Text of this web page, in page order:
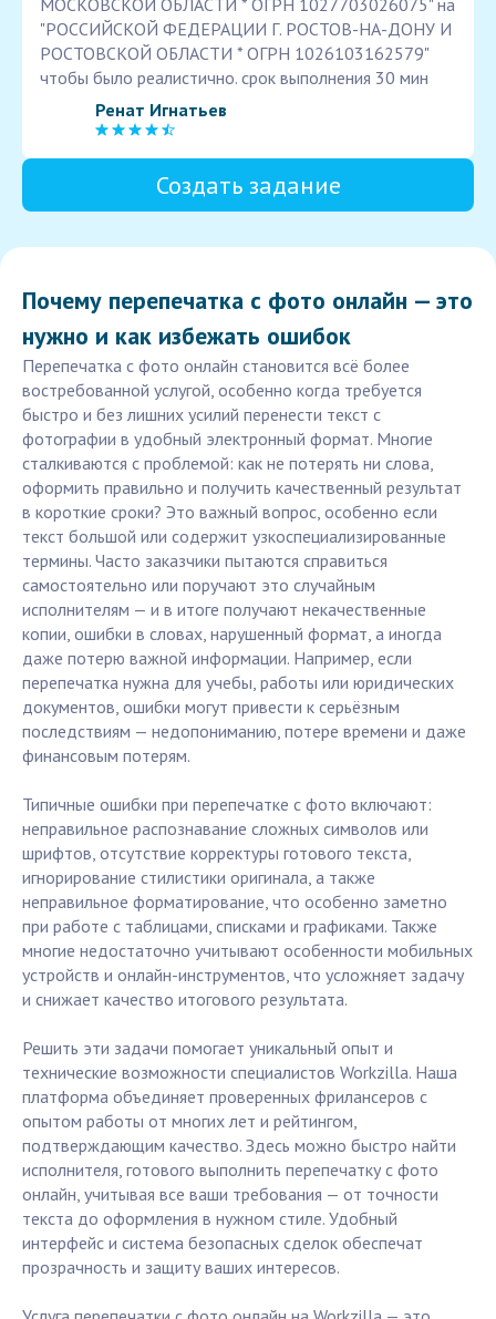
МОСКОВСКОЙ ОБЛАСТИ * ОГРН 1027703026075" на
"РОССИЙСКОЙ ФЕДЕРАЦИИ Г. РОСТОВ-НА-ДОНУ И
РОСТОВСКОЙ ОБЛАСТИ * ОГРН 1026103162579"
чтобы было реалистично. срок выполнения 30 мин
Ренат Игнатьев
Создать задание
Почему перепечатка с фото онлайн — это
нужно и как избежать ошибок
Перепечатка с фото онлайн становится всё более
востребованной услугой, особенно когда требуется
быстро и без лишних усилий перенести текст с
фотографии в удобный электронный формат. Многие
сталкиваются с проблемой: как не потерять ни слова,
оформить правильно и получить качественный результат
в короткие сроки? Это важный вопрос, особенно если
текст большой или содержит узкоспециализированные
термины. Часто заказчики пытаются справиться
самостоятельно или поручают это случайным
исполнителям — и в итоге получают некачественные
копии, ошибки в словах, нарушенный формат, а иногда
даже потерю важной информации. Например, если
перепечатка нужна для учебы, работы или юридических
документов, ошибки могут привести к серьёзным
последствиям — недопониманию, потере времени и даже
финансовым потерям.
Типичные ошибки при перепечатке с фото включают:
неправильное распознавание сложных символов или
шрифтов, отсутствие корректуры готового текста,
игнорирование стилистики оригинала, а также
неправильное форматирование, что особенно заметно
при работе с таблицами, списками и графиками. Также
многие недостаточно учитывают особенности мобильных
устройств и онлайн-инструментов, что усложняет задачу
и снижает качество итогового результата.
Решить эти задачи помогает уникальный опыт и
технические возможности специалистов Workzilla. Наша
платформа объединяет проверенных фрилансеров с
опытом работы от многих лет и рейтингом,
подтверждающим качество. Здесь можно быстро найти
исполнителя, готового выполнить перепечатку с фото
онлайн, учитывая все ваши требования — от точности
текста до оформления в нужном стиле. Удобный
интерфейс и система безопасных сделок обеспечат
прозрачность и защиту ваших интересов.